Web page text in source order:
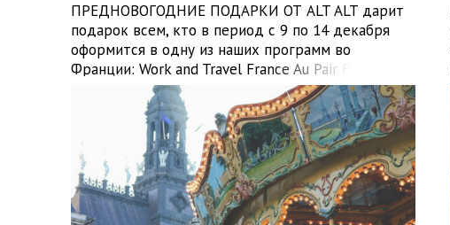
ПРЕДНОВОГОДНИЕ ПОДАРКИ ОТ ALT ALT дарит
подарок всем, кто в период с 9 по 14 декабря
оформится в одну из наших программ во
Франции: Work and Travel France Au Pair France
Стажировка во Франции Отличная возможность
для всех, кто изучает французский язык —
отправиться в эту романтичную страну, увидеть
ее самобытность, получить опыт работы и […]